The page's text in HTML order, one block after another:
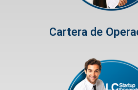
Cartera de